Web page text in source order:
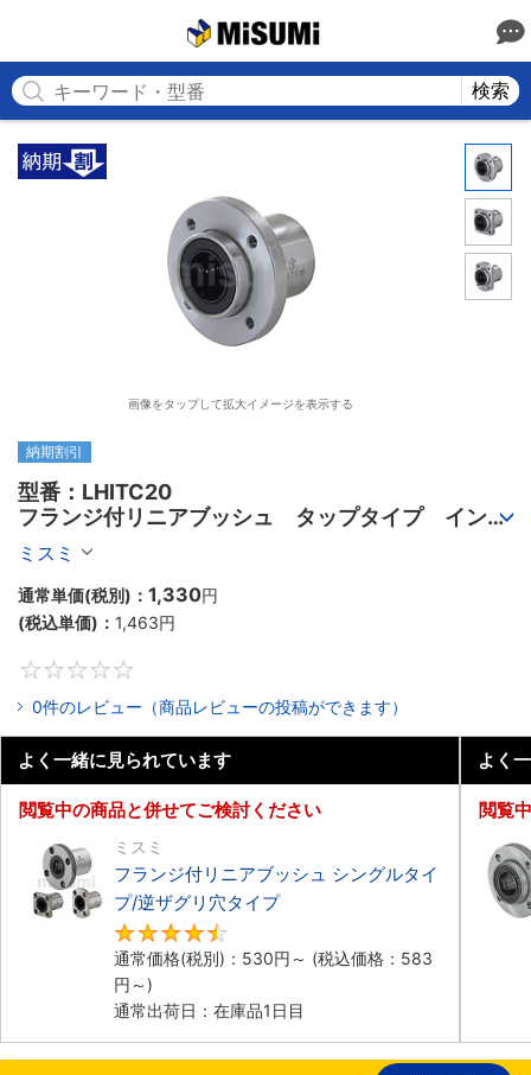
検索
画像をタップして拡大イメージを表示する
納期割引
型番：LHITC20
フランジ付リニアブッシュ　タップタイプ　インロ
ーシングルタイプ
ミスミ
通常単価(税別)： 1,330円
(税込単価)： 1,463円
0件のレビュー（商品レビューの投稿ができます）
よく一緒に見られています
閲覧中の商品と併せてご検討ください
ミスミ
フランジ付リニアブッシュ シングルタイ
プ/逆ザグリ穴タイプ
通常価格(税別)： 530円 ～ (税込価格： 583
円 ～)
通常出荷日：在庫品1日目
よく
閲覧